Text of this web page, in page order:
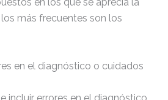
más frecuentes son los
en el diagnóstico o cuidados
incluir errores en el diagnóstico